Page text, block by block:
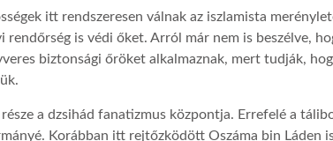
itt rendszeresen válnak az iszlamista
rendőrség is védi őket. Arról már nem is beszélve,
biztonsági őröket alkalmaznak, mert tudják,
része a dzsihád fanatizmus központja. Errefelé a
Korábban itt rejtőzködött Oszáma bin Láden